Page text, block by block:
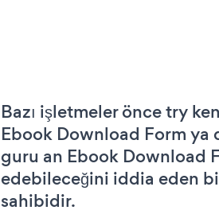
Bazı işletmeler önce try
Ebook Download Form ya
guru an Ebook Download
edebileceğini iddia eden
sahibidir.